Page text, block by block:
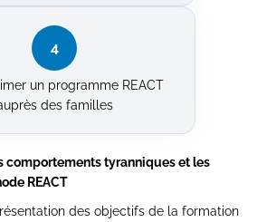
4
un programme REACT
des familles
comportements tyranniques et les
REACT
des objectifs de la formation